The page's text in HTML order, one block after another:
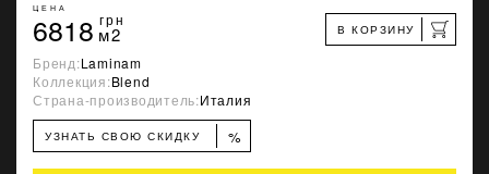
ЦЕНА
6818 грн
м2 В КОРЗИНУ
Бренд:Laminam
Коллекция:Blend
Страна-производитель:Италия
УЗНАТЬ СВОЮ СКИДКУ %